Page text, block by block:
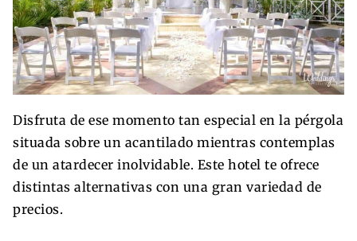
Disfruta de ese momento tan especial en la pérgola
situada sobre un acantilado mientras contemplas
de un atardecer inolvidable. Este hotel te ofrece
distintas alternativas con una gran variedad de
precios.